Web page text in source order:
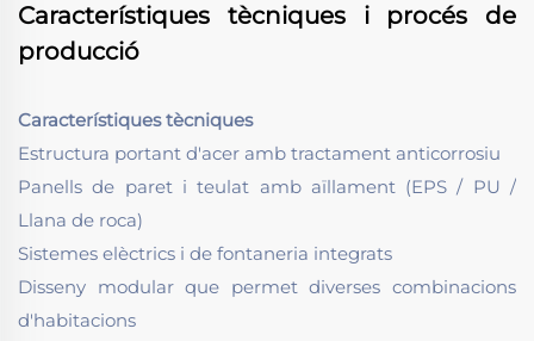
Característiques tècniques i procés de
producció
Característiques tècniques
Estructura portant d'acer amb tractament anticorrosiu
Panells de paret i teulat amb aïllament (EPS / PU /
Llana de roca)
Sistemes elèctrics i de fontaneria integrats
Disseny modular que permet diverses combinacions
d'habitacions